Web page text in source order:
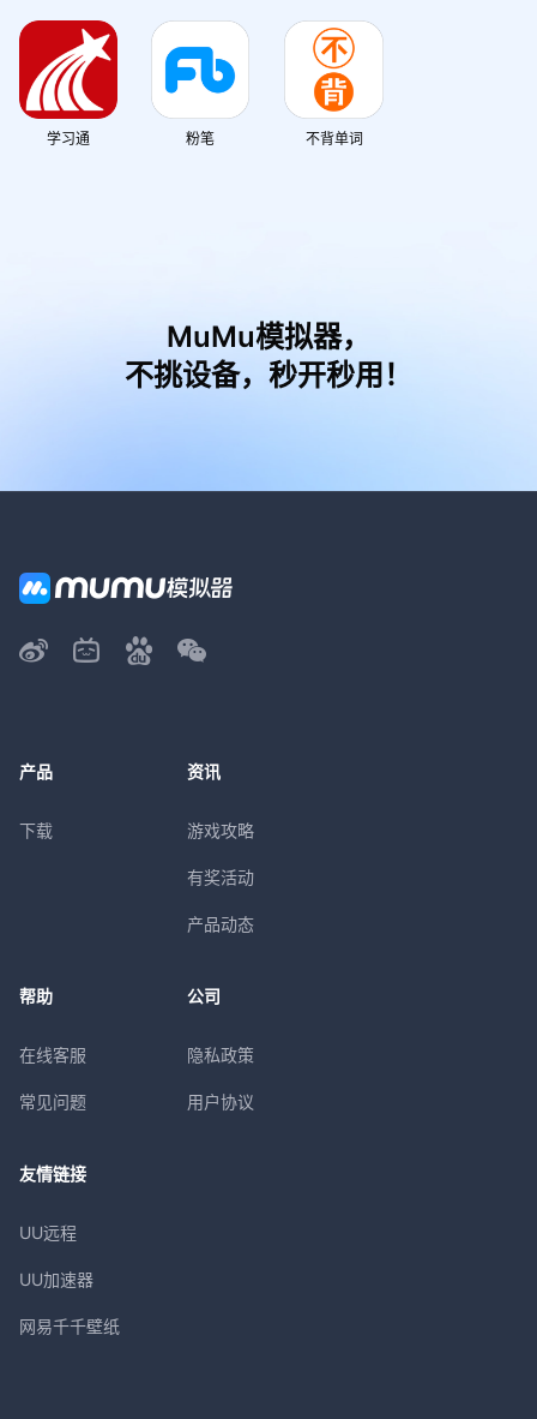
学习通 粉笔 不背单词
MuMu模拟器，
不挑设备，秒开秒用！
产品
下载
资讯
游戏攻略
有奖活动
产品动态
帮助
在线客服
常见问题
公司
隐私政策
用户协议
友情链接
UU远程
UU加速器
网易千千壁纸